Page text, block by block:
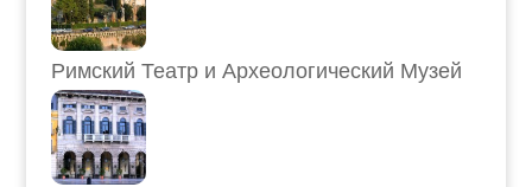
Римский Театр и Археологический Музей